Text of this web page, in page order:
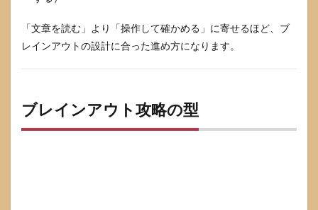
「文章を読む」より「操作して確かめる」に寄せるほど、ブ
レインアウトの設計に合った進め方になります。
ブレインアウト攻略の型